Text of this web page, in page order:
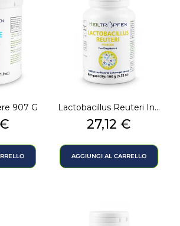
907 G Lactobacillus Reuteri In...
Prezzo
27,12 €
AGGIUNGI AL CARRELLO